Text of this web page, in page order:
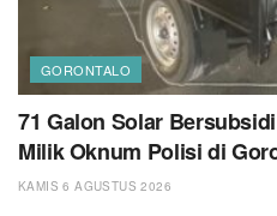
GORONTALO
71 Galon Solar
Milik Oknum Polisi di
KAMIS 6 AGUSTUS 2026